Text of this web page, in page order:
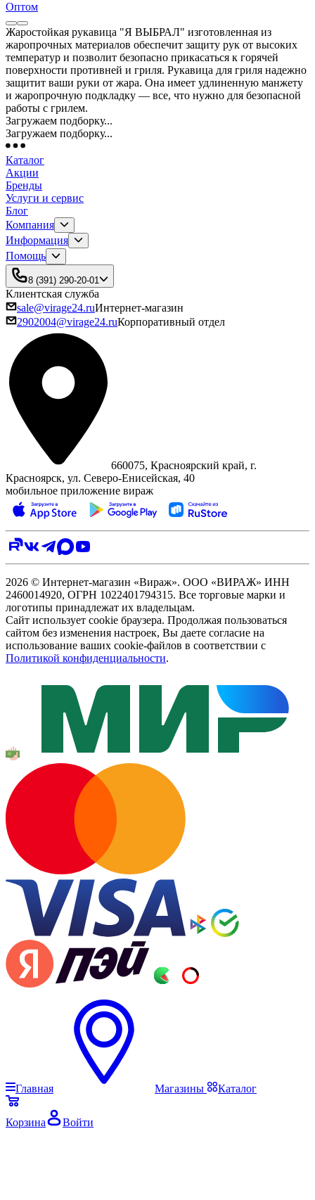
Оптом
Жаростойкая рукавица "Я ВЫБРАЛ" изготовленная из
жаропрочных материалов обеспечит защиту рук от высоких
температур и позволит безопасно прикасаться к горячей
поверхности противней и гриля. Рукавица для гриля надежно
защитит ваши руки от жара. Она имеет удлиненную манжету
и жаропрочную подкладку — все, что нужно для безопасной
работы с грилем.
Загружаем подборку...
Загружаем подборку...
Каталог
Акции
Бренды
Услуги и сервис
Блог
Компания
Информация
Помощь
8 (391) 290-20-01
Клиентская служба
sale@virage24.ruИнтернет-магазин
2902004@virage24.ruКорпоративный отдел
660075, Красноярский край, г.
Красноярск, ул. Северо‑Енисейская, 40
мобильное приложение вираж
2026 © Интернет-магазин «Вираж». ООО «ВИРАЖ» ИНН
2460014920, ОГРН 1022401794315. Все торговые марки и
логотипы принадлежат их владельцам.
Сайт использует cookie браузера. Продолжая пользоваться
сайтом без изменения настроек, Вы даете согласие на
использование ваших cookie-файлов в соответствии с
Политикой конфиденциальности.
Главная Магазины Каталог
Корзина Войти